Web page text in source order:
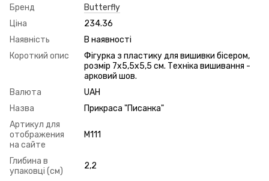
Бренд
Butterfly
Ціна
234.36
Наявність
В наявності
Короткий опис
Фігурка з пластику для вишивки бісером,
розмір 7х5,5х5,5 см. Техніка вишивання -
арковий шов.
Валюта
UAH
Назва
Прикраса "Писанка"
Артикул для
отображения
на сайте
М111
Глибина в
упаковці (см)
2,2